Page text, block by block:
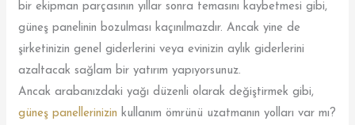
bir ekipman parçasının yıllar sonra temasını kaybetmesi gibi,
güneş panelinin bozulması kaçınılmazdır. Ancak yine de
şirketinizin genel giderlerini veya evinizin aylık giderlerini
azaltacak sağlam bir yatırım yapıyorsunuz.
Ancak arabanızdaki yağı düzenli olarak değiştirmek gibi,
güneş panellerinizin kullanım ömrünü uzatmanın yolları var mı?